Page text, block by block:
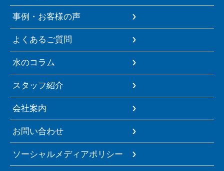
事例・お客様の声
よくあるご質問
水のコラム
スタッフ紹介
会社案内
お問い合わせ
ソーシャルメディアポリシー